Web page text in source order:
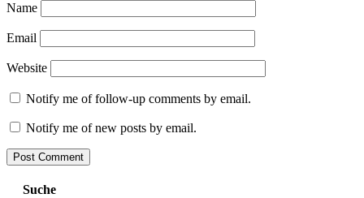
Name
Email
Website
Notify me of follow-up comments by email.
Notify me of new posts by email.
Suche